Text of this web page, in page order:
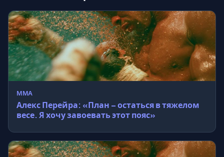
MMA
Алекс Перейра: «План – остаться в тяжелом
весе. Я хочу завоевать этот пояс»